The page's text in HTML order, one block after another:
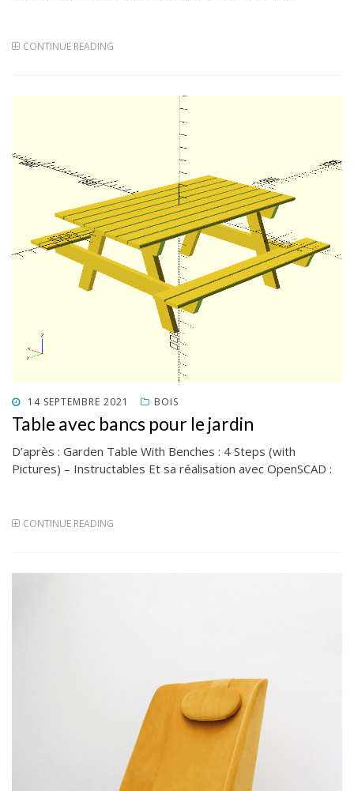
CONTINUE READING
POSTED
ON
14 SEPTEMBRE 2021 BOIS
Table avec bancs pour le jardin
D’après : Garden Table With Benches : 4 Steps (with
Pictures) – Instructables Et sa réalisation avec OpenSCAD :
CONTINUE READING